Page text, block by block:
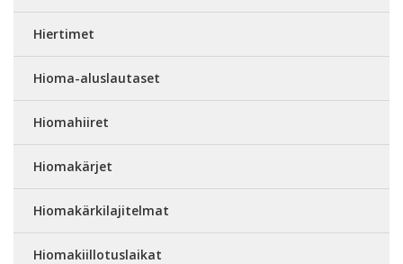
Hiertimet
Hioma-aluslautaset
Hiomahiiret
Hiomakärjet
Hiomakärkilajitelmat
Hiomakiillotuslaikat